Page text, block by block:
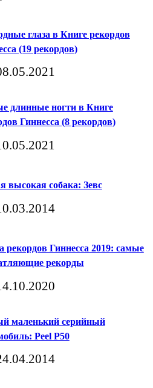
глаза в Книге рекордов
(19 рекордов)
длинные ногти в Книге
Гиннесса (8 рекордов)
высокая собака: Зевс
рекордов Гиннесса 2019: самые
рекорды
маленький серийный
Peel P50